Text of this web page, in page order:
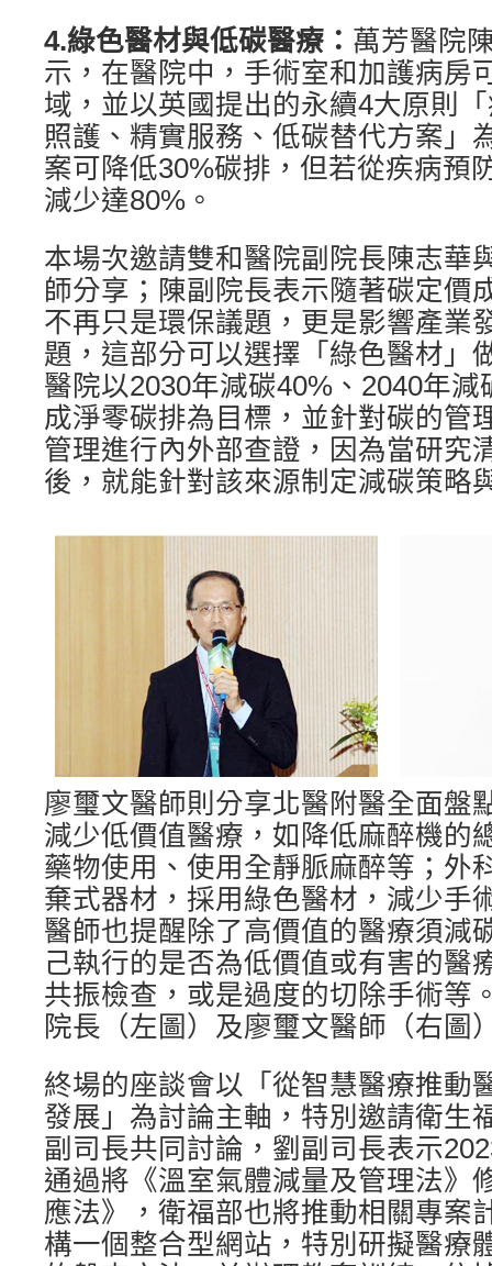
4.綠色醫材與低碳醫療： 萬芳醫院
示，在醫院中，手術室和加護病房
域，並以英國提出的永續4大原則
照護、精實服務、低碳替代方案」
案可降低30%碳排，但若從疾病預
減少達80%。
本場次邀請雙和醫院副院長陳志華
師分享；陳副院長表示隨著碳定價
不再只是環保議題，更是影響產業
題，這部分可以選擇「綠色醫材」
醫院以2030年減碳40%、2040年減
成淨零碳排為目標，並針對碳的管
管理進行內外部查證，因為當研究
後，就能針對該來源制定減碳策略
廖璽文醫師則分享北醫附醫全面盤
減少低價值醫療，如降低麻醉機的
藥物使用、使用全靜脈麻醉等；外
棄式器材，採用綠色醫材，減少手
醫師也提醒除了高價值的醫療須減
己執行的是否為低價值或有害的醫
共振檢查，或是過度的切除手術等
院長（左圖）及廖璽文醫師（右圖
終場的座談會以「從智慧醫療推動
發展」為討論主軸，特別邀請衛生
副司長共同討論，劉副司長表示
通過將《溫室氣體減量及管理法》
應法》，衛福部也將推動相關專案
構一個整合型網站，特別研擬醫療